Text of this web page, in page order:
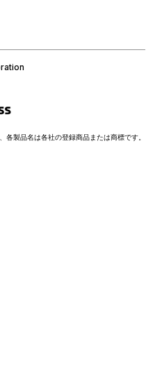
各製品名は各社の登録商品または商標です。